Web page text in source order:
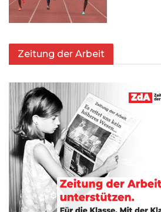
Zeitung der Arbeit